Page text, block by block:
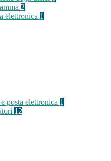
2
elettronica 1
posta elettronica 1
12